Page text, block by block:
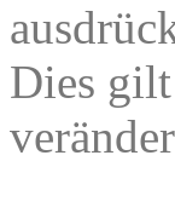
Dies